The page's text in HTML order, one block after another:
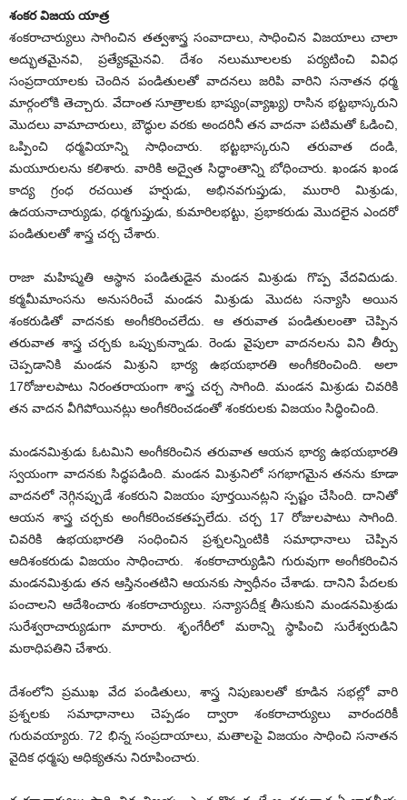
శంకర విజయ యాత్ర
శంకరాచార్యులు సాగించిన తత్వశాస్త్ర సంవాదాలు, సాధించిన విజయాలు చాలా
అద్భుతమైనవి, ప్రత్యేకమైనవి. దేశం నలుమూలలకు పర్యటించి వివిధ
సంప్రదాయాలకు చెందిన పండితులతో వాదనలు జరిపి వారిని సనాతన ధర్మ
మార్గంలోకి తెచ్చారు. వేదాంత సూత్రాలకు భాష్యం(వ్యాఖ్య) రాసిన భట్టభాస్కరుని
మొదలు వామాచారులు, బౌద్ధుల వరకు అందరినీ తన వాదనా పటిమతో ఓడించి,
ఒప్పించి ధర్మవియాన్ని సాధించారు. భట్టభాస్కరుని తరువాత దండి,
మయూరులను కలిశారు. వారికి అద్వైత సిద్ధాంతాన్ని బోధించారు. ఖండన ఖండ
కాద్య గ్రంధ రచయిత హర్షుడు, అభినవగుప్తుడు, మురారి మిశ్రుడు,
ఉదయనాచార్యుడు, ధర్మగుప్తుడు, కుమారిలభట్టు, ప్రభాకరుడు మొదలైన ఎందరో
పండితులతో శాస్త్ర చర్చ చేశారు.
రాజా మహిష్మతి ఆస్థాన పండితుడైన మండన మిశ్రుడు గొప్ప వేదవిదుడు.
కర్మమీమాంసను అనుసరించే మండన మిశ్రుడు మొదట సన్యాసి అయిన
శంకరుడితో వాదనకు అంగీకరించలేదు. ఆ తరువాత పండితులంతా చెప్పిన
తరువాత శాస్త్ర చర్చకు ఒప్పుకున్నాడు. రెండు వైపులా వాదనలను విని తీర్పు
చెప్పడానికి మండన మిశ్రుని భార్య ఉభయభారతి అంగీకరించింది. అలా
17రోజులపాటు నిరంతరాయంగా శాస్త్ర చర్చ సాగింది. మండన మిశ్రుడు చివరికి
తన వాదన వీగిపోయినట్లు అంగీకరించడంతో శంకరులకు విజయం సిద్ధించింది.
మండనమిశ్రుడు ఓటమిని అంగీకరించిన తరువాత ఆయన భార్య ఉభయభారతి
స్వయంగా వాదనకు సిద్ధపడింది. మండన మిశ్రునిలో సగభాగమైన తనను కూడా
వాదనలో నెగ్గినప్పుడే శంకరుని విజయం పూర్తయినట్లని స్పష్టం చేసింది. దానితో
ఆయన శాస్త్ర చర్చకు అంగీకరించకతప్పలేదు. చర్చ 17 రోజులపాటు సాగింది.
చివరికి ఉభయభారతి సంధించిన ప్రశ్నలన్నింటికి సమాధానాలు చెప్పిన
ఆదిశంకరుడు విజయం సాధించారు. శంకరాచార్యుడిని గురువుగా అంగీకరించిన
మండనమిశ్రుడు తన ఆస్తినంతటిని ఆయనకు స్వాధీనం చేశాడు. దానిని పేదలకు
పంచాలని ఆదేశించారు శంకరాచార్యులు. సన్యాసదీక్ష తీసుకుని మండనమిశ్రుడు
సురేశ్వరాచార్యుడుగా మారారు. శృంగేరీలో మఠాన్ని స్థాపించి సురేశ్వరుడిని
మఠాధిపతిని చేశారు.
దేశంలోని ప్రముఖ వేద పండితులు, శాస్త్ర నిపుణులతో కూడిన సభల్లో వారి
ప్రశ్నలకు సమాధానాలు చెప్పడం ద్వారా శంకరాచార్యులు వారందరికీ
గురువయ్యారు. 72 భిన్న సంప్రదాయాలు, మతాలపై విజయం సాధించి సనాతన
వైదిక ధర్మపు ఆధిక్యతను నిరూపించారు.